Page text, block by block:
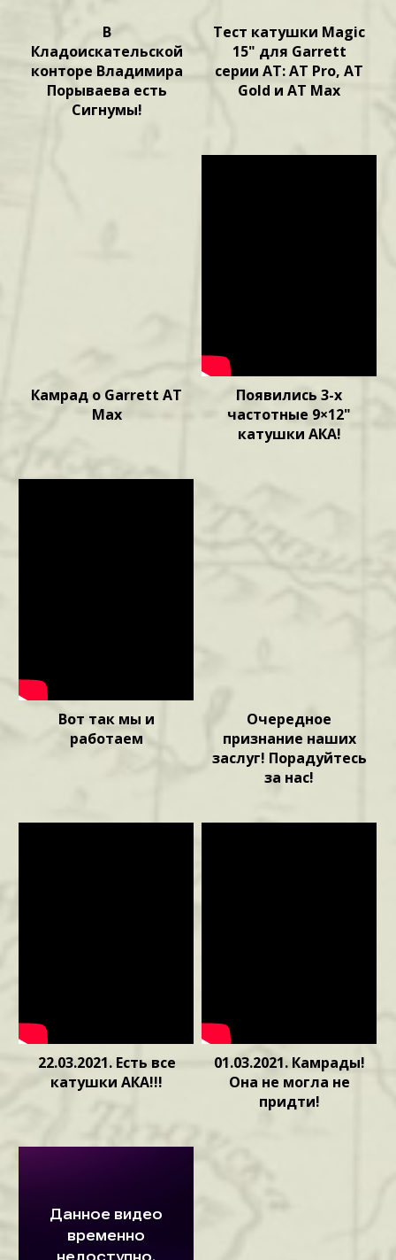
В
Кладоискательской
конторе Владимира
Порываева есть
Сигнумы!
Тест катушки Magic
15" для Garrett
серии AT: AT Pro, AT
Gold и AT Max
Камрад о Garrett AT
Max
Появились 3-х
частотные 9×12"
катушки АКА!
Вот так мы и
работаем
Очередное
признание наших
заслуг! Порадуйтесь
за нас!
22.03.2021. Есть все
катушки АКА!!!
01.03.2021. Камрады!
Она не могла не
придти!